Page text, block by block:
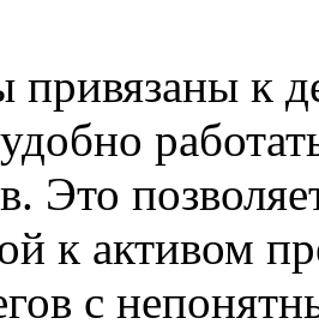
привязаны к
Это
к активом
с